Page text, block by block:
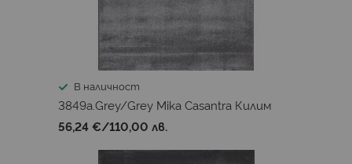
В наличност
3849a.Grey/Grey Mika Casantra Килим
56,24 €/110,00 лв.